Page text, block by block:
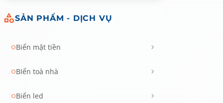
categorySẢN PHẨM - DỊCH VỤ
circleBiển mặt tiền chevron_right
circleBIển toà nhà chevron_right
circleBiển led chevron_right